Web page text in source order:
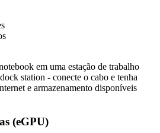
em uma estação de trabalho
station - conecte o cabo e tenha
e armazenamento disponíveis
(eGPU)